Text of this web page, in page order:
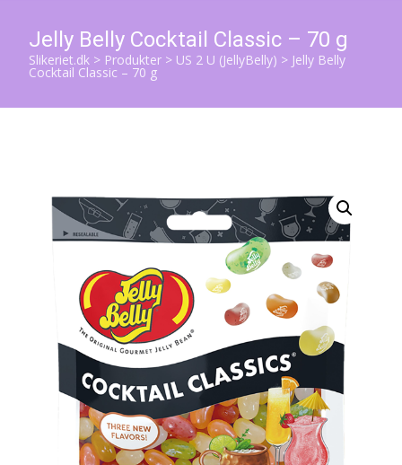
Jelly Belly Cocktail Classic – 70 g
Slikeriet.dk > Produkter > US 2 U (JellyBelly) > Jelly Belly
Cocktail Classic – 70 g